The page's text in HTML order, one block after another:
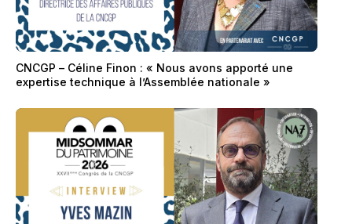
CNCGP – Céline Finon : « Nous avons apporté une
expertise technique à l’Assemblée nationale »